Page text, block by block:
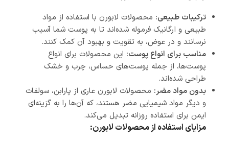
ترکیبات طبیعی: محصولات لابورن با استفاده از مواد
طبیعی و ارگانیک فرموله شده‌اند تا به پوست شما آسیب
نرسانند و در عوض، به تقویت و بهبود آن کمک کنند.
مناسب برای انواع پوست: این محصولات برای انواع
پوست‌ها، از جمله پوست‌های حساس، چرب و خشک
طراحی شده‌اند.
بدون مواد مضر: محصولات لابورن عاری از پارابن، سولفات
و دیگر مواد شیمیایی مضر هستند، که آن‌ها را به گزینه‌ای
ایمن برای استفاده روزانه تبدیل می‌کند.
مزایای استفاده از محصولات لابورن: